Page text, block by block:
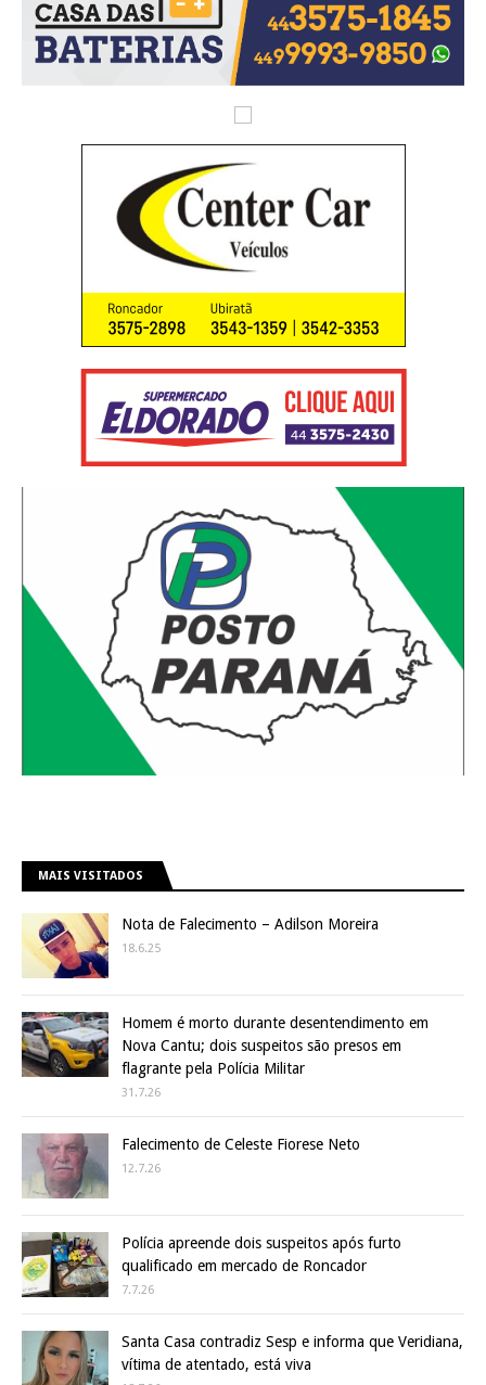
MAIS VISITADOS
Nota de Falecimento – Adilson Moreira
18.6.25
Homem é morto durante desentendimento em
Nova Cantu; dois suspeitos são presos em
flagrante pela Polícia Militar
31.7.26
Falecimento de Celeste Fiorese Neto
12.7.26
Polícia apreende dois suspeitos após furto
qualificado em mercado de Roncador
7.7.26
Santa Casa contradiz Sesp e informa que Veridiana,
vítima de atentado, está viva